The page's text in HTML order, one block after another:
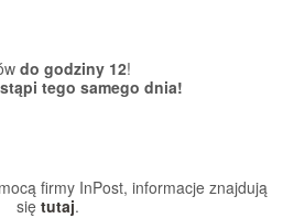
do godziny 12!
tego samego dnia!
firmy InPost, informacje znajdują
się tutaj.